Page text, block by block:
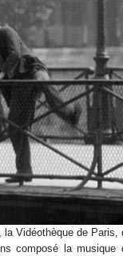
la Vidéothèque de Paris,
composé la musique